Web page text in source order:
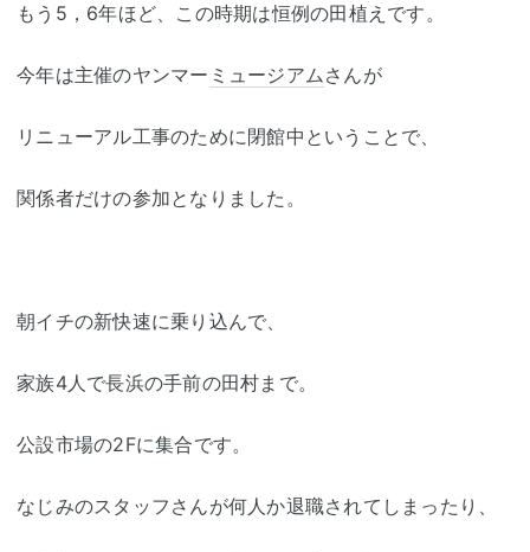
もう5，6年ほど、この時期は恒例の田植えです。
今年は主催のヤンマー ミュージアムさんが
リニューアル工事のために閉館中ということで、
関係者だけの参加となりました。
朝イチの新快速に乗り込んで、
家族4人で長浜の手前の田村まで。
公設市場の2Fに集合です。
なじみのスタッフさんが何人か退職されてしまったり、